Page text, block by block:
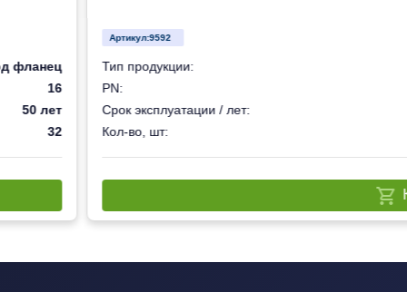
фланец
16
50 лет
32
Артикул:9592
Тип продукции:
PN:
Срок эксплуатации / лет:
Кол-во, шт: